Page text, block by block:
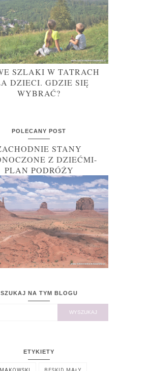
SZLAKI W TATRACH
DZIECI. GDZIE SIĘ
WYBRAĆ?
POLECANY POST
STANY
Z DZIEĆMI-
PLAN PODRÓŻY
SZUKAJ NA TYM BLOGU
ETYKIETY